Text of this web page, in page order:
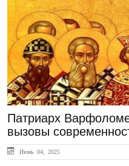
ЛЕНТА НОВОСТЕЙ
Патриарх
вызовы
Июнь 04, 2025